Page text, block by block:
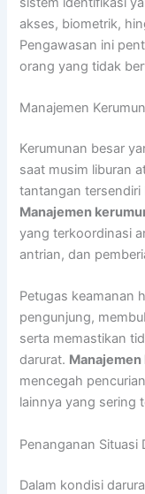
akses, biometrik,
Pengawasan ini
orang yang tidak
Manajemen
Kerumunan besar
saat musim liburan
tantangan tersendiri
Manajemen
yang terkoordinasi
antrian, dan
Petugas keamanan
pengunjung,
serta memastikan
darurat.
mencegah
lainnya yang sering
Penanganan Situasi
Dalam kondisi